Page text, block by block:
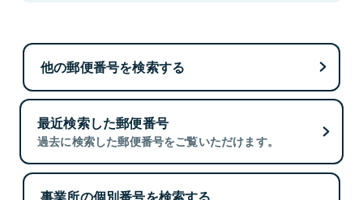
他の郵便番号を検索する
最近検索した郵便番号
過去に検索した郵便番号をご覧いただけます。
事業所の個別番号を検索する